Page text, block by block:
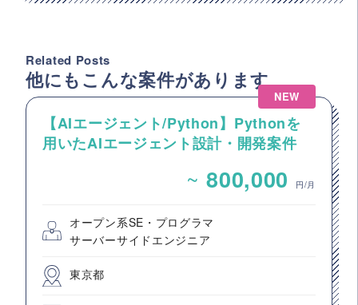
Related Posts
他にもこんな案件があります
NEW
【AIエージェント/Python】Pythonを
用いたAIエージェント設計・開発案件
~ 800,000 円/月
オープン系SE・プログラマ
サーバーサイドエンジニア
東京都